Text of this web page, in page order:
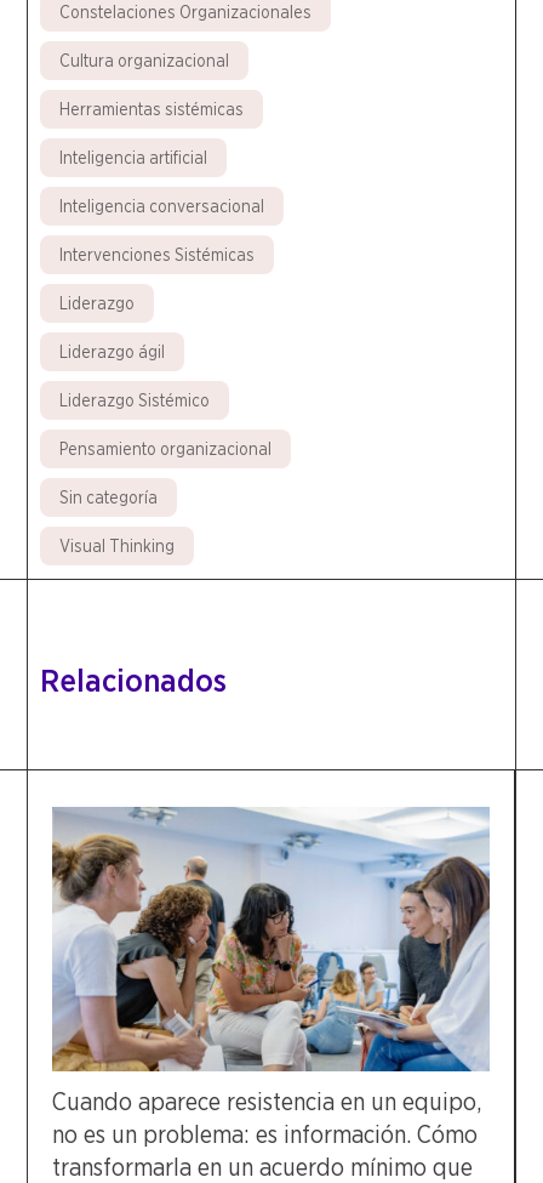
Constelaciones Organizacionales
Cultura organizacional
Herramientas sistémicas
Inteligencia artificial
Inteligencia conversacional
Intervenciones Sistémicas
Liderazgo
Liderazgo ágil
Liderazgo Sistémico
Pensamiento organizacional
Sin categoría
Visual Thinking
Relacionados
Cuando aparece resistencia en un equipo,
no es un problema: es información. Cómo
transformarla en un acuerdo mínimo que